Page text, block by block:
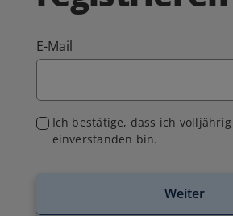
E-Mail
Ich bestätige, dass ich
einverstanden bin.
Weiter